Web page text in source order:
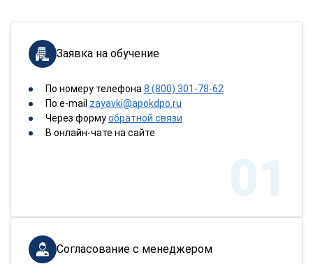
Заявка на обучение
По номеру телефона8 (800) 301-78-62
По e-mail zayavki@apokdpo.ru
Через формуобратной связи
В онлайн-чате на сайте
01
Согласование с менеджером